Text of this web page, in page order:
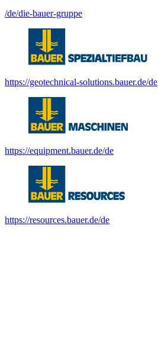
/de/die-bauer-gruppe
https://geotechnical-solutions.bauer.de/de
https://equipment.bauer.de/de
https://resources.bauer.de/de